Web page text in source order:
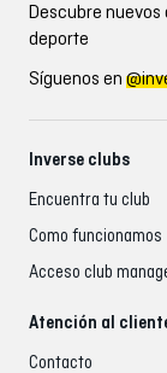
Descubre nuevos
deporte
Síguenos en
Inverse clubs
Encuentra tu club
Como funcionamos
Acceso club
Atención al
Contacto